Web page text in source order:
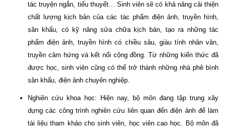
tác truyện ngắn, tiểu thuyết… Sinh viên sẽ có khả năng cải thiện
chất lượng kịch bản của các tác phẩm điện ảnh, truyền hình,
sân khấu, có kỹ năng sửa chữa kịch bản, tạo ra những tác
phẩm điện ảnh, truyền hình có chiều sâu, giàu tính nhân văn,
truyền cảm hứng và kết nối cộng đồng. Từ những kiến thức đã
được học, sinh viên cũng có thể trở thành những nhà phê bình
sân khấu, điện ảnh chuyên nghiệp.
Nghiên cứu khoa học: Hiện nay, bộ môn đang tập trung xây
dựng các công trình nghiên cứu liên quan đến điện ảnh để làm
tài liệu tham khảo cho sinh viên, học viên cao học. Bộ môn đã